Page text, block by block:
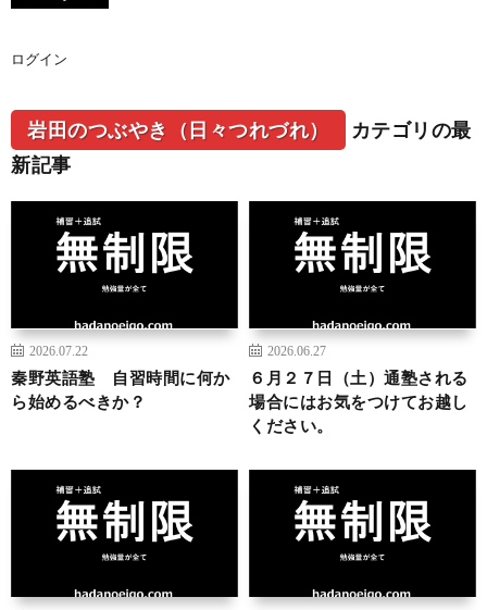
ログイン
岩田のつぶやき（日々つれづれ）
カテゴリの最
新記事
2026.07.22
秦野英語塾 自習時間に何か
ら始めるべきか？
2026.06.27
６月２７日（土）通塾される
場合にはお気をつけてお越し
ください。